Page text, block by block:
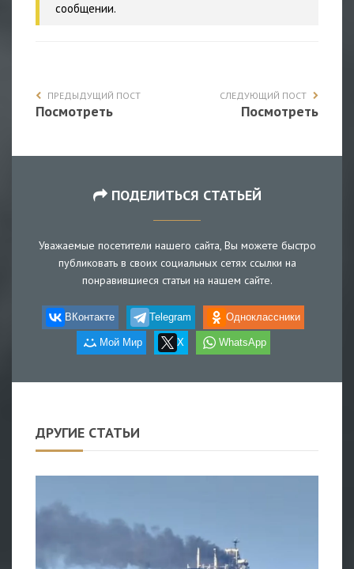
сообщении.
ПРЕДЫДУЩИЙ ПОСТ
Посмотреть
СЛЕДУЮЩИЙ ПОСТ
Посмотреть
ПОДЕЛИТЬСЯ СТАТЬЕЙ
Уважаемые посетители нашего сайта, Вы можете быстро
публиковать в своих социальных сетях ссылки на
понравившиеся статьи на нашем сайте.
ВКонтакте Telegram Одноклассники
Мой Мир X WhatsApp
ДРУГИЕ СТАТЬИ